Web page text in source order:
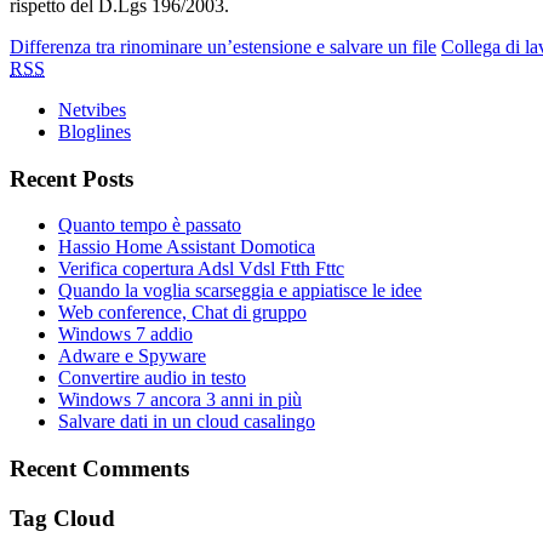
rispetto del D.Lgs 196/2003.
Differenza tra rinominare un’estensione e salvare un file Collega di
RSS
Netvibes
Bloglines
Recent Posts
Quanto tempo è passato
Hassio Home Assistant Domotica
Verifica copertura Adsl Vdsl Ftth Fttc
Quando la voglia scarseggia e appiatisce le idee
Web conference, Chat di gruppo
Windows 7 addio
Adware e Spyware
Convertire audio in testo
Windows 7 ancora 3 anni in più
Salvare dati in un cloud casalingo
Recent Comments
Tag Cloud